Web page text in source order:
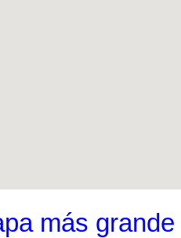
más grande